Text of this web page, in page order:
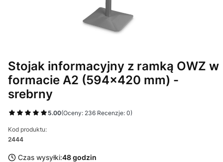
Stojak informacyjny z ramką OWZ w
formacie A2 (594x420 mm) -
srebrny
5.00(Oceny: 236 Recenzje: 0)
Kod produktu:
2444
Czas wysyłki:48 godzin